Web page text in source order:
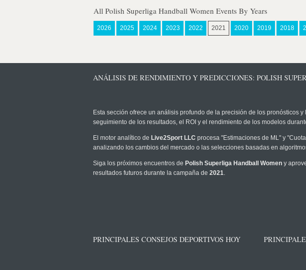
All Polish Superliga Handball Women Events By Years
2026 2025 2024 2023 2022 2021 2020 2019 2018
ANÁLISIS DE RENDIMIENTO Y PREDICCIONES: POLISH
Esta sección ofrece un análisis profundo de la precisión de los pronósticos
seguimiento de los resultados, el ROI y el rendimiento de los modelos
El motor analítico de Live2Sport LLC procesa "Estimaciones de ML" y
analizando los cambios del mercado o las selecciones basadas en
Siga los próximos encuentros de Polish Superliga Handball Women y
resultados futuros durante la campaña de 2021.
PRINCIPALES CONSEJOS DEPORTIVOS HOY